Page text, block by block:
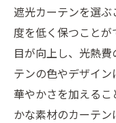
遮光カーテンを選
度を低く保つことが
目が向上し、光熱
テンの色やデザイ
華やかさを加える
かな素材のカーテ